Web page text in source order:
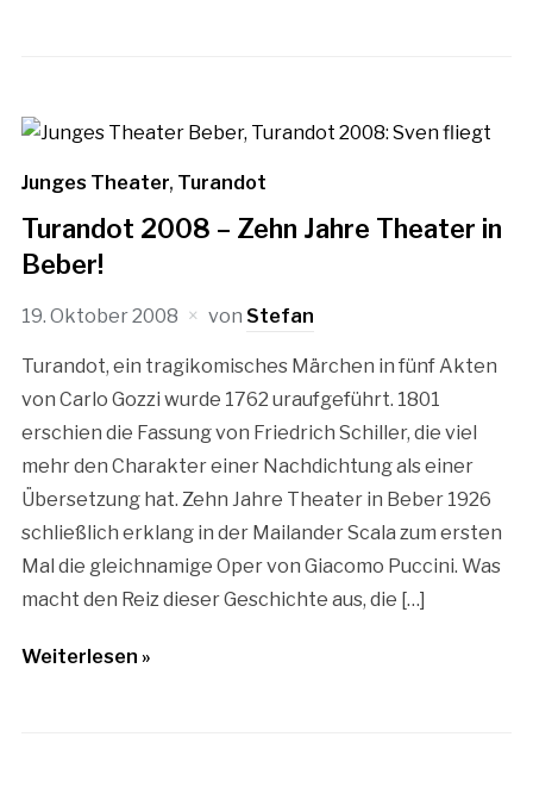
Junges Theater, Turandot
Turandot 2008 – Zehn Jahre Theater in
Beber!
19. Oktober 2008 von Stefan
Turandot, ein tragikomisches Märchen in fünf Akten
von Carlo Gozzi wurde 1762 uraufgeführt. 1801
erschien die Fassung von Friedrich Schiller, die viel
mehr den Charakter einer Nachdichtung als einer
Übersetzung hat. Zehn Jahre Theater in Beber 1926
schließlich erklang in der Mailander Scala zum ersten
Mal die gleichnamige Oper von Giacomo Puccini. Was
macht den Reiz dieser Geschichte aus, die […]
Weiterlesen »